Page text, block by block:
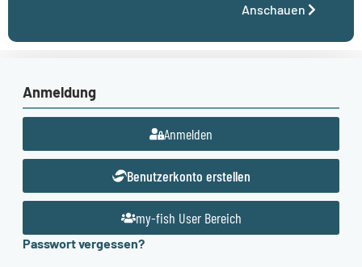
Anschauen
Anmeldung
Anmelden
Benutzerkonto erstellen
my-fish User Bereich
Passwort vergessen?